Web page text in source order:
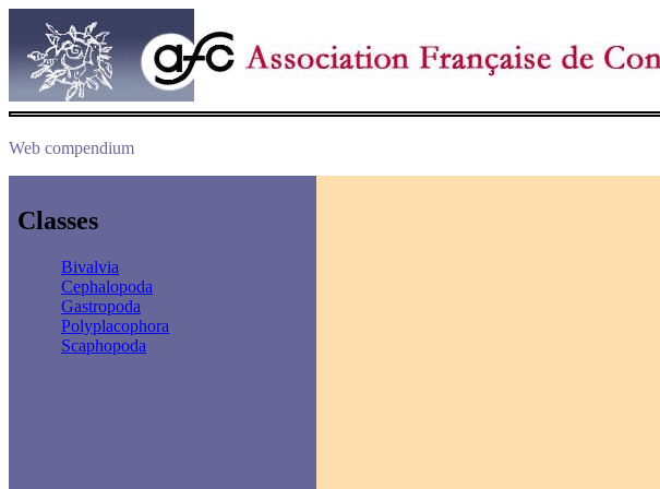
Web compendium
Classes
Bivalvia
Cephalopoda
Gastropoda
Polyplacophora
Scaphopoda